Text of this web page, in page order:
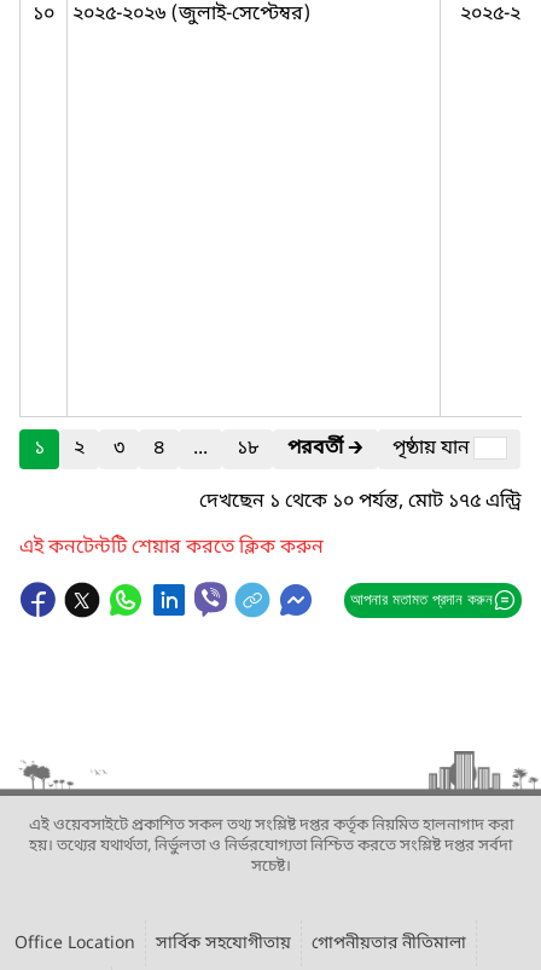
১০ ২০২৫-২০২৬ (জুলাই-সেপ্টেম্বর) ২০২৫-
১ ২ ৩ ৪ ... ১৮ পরবর্তী🡲
পৃষ্ঠায় যান
দেখছেন ১ থেকে ১০ পর্যন্ত, মোট ১৭৫ এন্ট্রি
এই কনটেন্টটি শেয়ার করতে ক্লিক করুন
আপনার মতামত প্রদান করুন
এই ওয়েবসাইটে প্রকাশিত সকল তথ্য সংশ্লিষ্ট দপ্তর কর্তৃক নিয়মিত হালনাগাদ করা
হয়। তথ্যের যথার্থতা, নির্ভুলতা ও নির্ভরযোগ্যতা নিশ্চিত করতে সংশ্লিষ্ট দপ্তর সর্বদা
সচেষ্ট।
Office Location সার্বিক সহযোগীতায় গোপনীয়তার নীতিমালা